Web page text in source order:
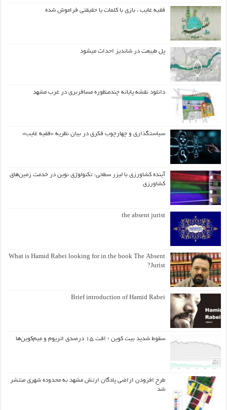
فقیه غایب ، بازی با کلمات یا حقیقتی فراموش شده
پل طبیعت در شاندیز احداث میشود
دانلود نقشه پایانه چندمنظوره مسافربری در غرب مشهد
سیاستگذاری و چهارچوب فکری در بیان نظریه «فقیه غایب»
آینده کشاورزی با لیزر سطحی: تکنولوژی نوین در خدمت زمین‌های
کشاورزی
the absent jurist
What is Hamid Rabei looking for in the book The Absent
Jurist?
Brief introduction of Hamid Rabei
سقوط شدید بیت کوین ؛ افت ۱۵ درصدی اتریوم و میم‌کوین‌ها
طرح افزودن اراضی پادگان ارتش مشهد به محدوده شهری منتشر
شد